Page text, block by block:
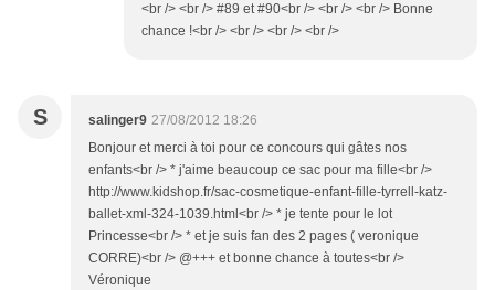
<br /> <br /> #89 et #90<br /> <br /> <br /> Bonne
chance !<br /> <br /> <br /> <br />
S salinger9 27/08/2012 18:26
Bonjour et merci à toi pour ce concours qui gâtes nos
enfants<br /> * j'aime beaucoup ce sac pour ma fille<br />
http://www.kidshop.fr/sac-cosmetique-enfant-fille-tyrrell-katz-
ballet-xml-324-1039.html<br /> * je tente pour le lot
Princesse<br /> * et je suis fan des 2 pages ( veronique
CORRE)<br /> @+++ et bonne chance à toutes<br />
Véronique